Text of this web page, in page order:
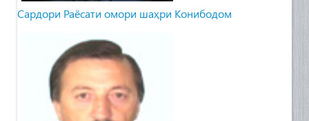
Сардори Раёсати омори шаҳри Конибодом